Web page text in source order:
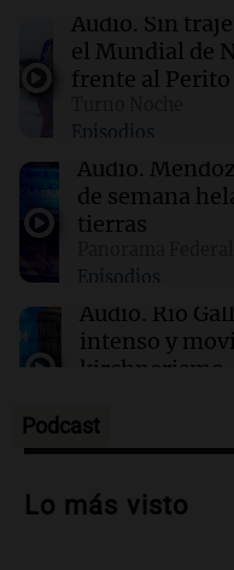
este viernes 7 de
00:16 Clima
viernes 7 de agosto
00:11 Clima
Clima en
Audio. Sin
el Mundial de
frente al
Episodios
Audio.
de semana
tierras
Episodios
Audio. Río
intenso y
kirchnerismo
Episodios
Audio.Debate
la soberanía
Podcast
Lo más visto